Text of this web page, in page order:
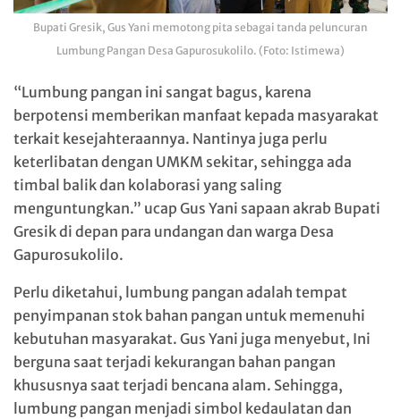
Bupati Gresik, Gus Yani memotong pita sebagai tanda peluncuran
Lumbung Pangan Desa Gapurosukolilo. (Foto: Istimewa)
“Lumbung pangan ini sangat bagus, karena
berpotensi memberikan manfaat kepada masyarakat
terkait kesejahteraannya. Nantinya juga perlu
keterlibatan dengan UMKM sekitar, sehingga ada
timbal balik dan kolaborasi yang saling
menguntungkan.” ucap Gus Yani sapaan akrab Bupati
Gresik di depan para undangan dan warga Desa
Gapurosukolilo.
Perlu diketahui, lumbung pangan adalah tempat
penyimpanan stok bahan pangan untuk memenuhi
kebutuhan masyarakat. Gus Yani juga menyebut, Ini
berguna saat terjadi kekurangan bahan pangan
khususnya saat terjadi bencana alam. Sehingga,
lumbung pangan menjadi simbol kedaulatan dan